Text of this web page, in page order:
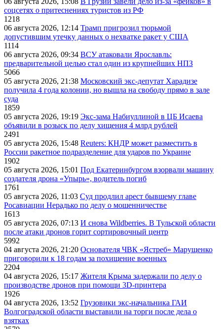
соцсетях о притеснениях туристов из РФ
1218
06 августа 2026, 12:14 Трамп пригрозил тюрьмой
допустившим утечку данных о нехватке ракет у США
1114
06 августа 2026, 09:34 ВСУ атаковали Ярославль:
предварительной целью стал один из крупнейших НПЗ
5066
05 августа 2026, 21:38 Московский экс-депутат Харадизе
получила 4 года колонии, но вышла на свободу прямо в зале
суда
1859
05 августа 2026, 19:19 Экс-зама Набиуллиной в ЦБ Исаева
объявили в розыск по делу хищения 4 млрд рублей
2491
05 августа 2026, 15:48 Reuters: КНДР может разместить в
России ракетное подразделение для ударов по Украине
1902
05 августа 2026, 15:01 Под Екатеринбургом взорвали машину
создателя дрона «Упырь», водитель погиб
1761
05 августа 2026, 11:03 Суд продлил арест бывшему главе
Росавиации Нерадько по делу о мошенничестве
1613
05 августа 2026, 07:13 И снова Wildberries. В Тульской области
после атаки дронов горит сортировочный центр
5992
04 августа 2026, 21:20 Основателя ЧВК «Ястреб» Марущенко
приговорили к 18 годам за похищение военных
2204
04 августа 2026, 15:17 Жителя Крыма задержали по делу о
производстве дронов при помощи 3D‑принтера
1926
04 августа 2026, 13:52 Грузовики экс-начальника ГАИ
Волгоградской области выставили на торги после дела о
взятках